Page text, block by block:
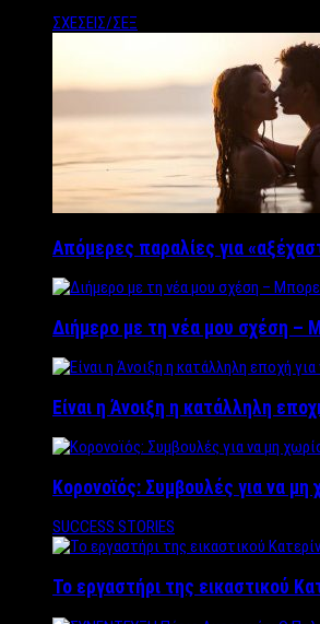
ΣΧΕΣΕΙΣ/ΣΕΞ
Απόμερες παραλίες για
Διήμερο με τη νέα μου σχέση –
Είναι η Άνοιξη η κατάλληλη
Κορονοϊός: Συμβουλές για να μη
SUCCESS STORIES
Το εργαστήρι της εικαστικού